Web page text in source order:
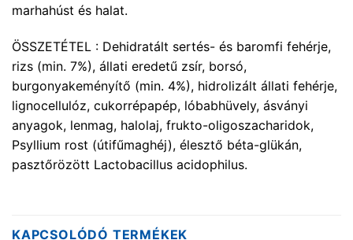
marhahúst és halat.
ÖSSZETÉTEL : Dehidratált sertés- és baromfi fehérje,
rizs (min. 7%), állati eredetű zsír, borsó,
burgonyakeményítő (min. 4%), hidrolizált állati fehérje,
lignocellulóz, cukorrépapép, lóbabhüvely, ásványi
anyagok, lenmag, halolaj, frukto-oligoszacharidok,
Psyllium rost (útifűmaghéj), élesztő béta-glükán,
pasztőrözött Lactobacillus acidophilus.
KAPCSOLÓDÓ TERMÉKEK